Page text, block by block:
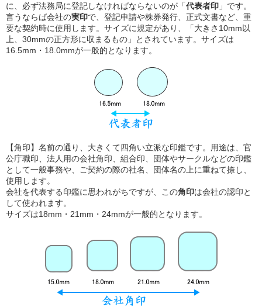
に、必ず法務局に登記しなければならないのが「代表者印 」です。
言うならば会社の実印で、登記申請や株券発行、正式文書など、重
要な契約時に使用します。サイズに規定があり、「大きさ10mm以
上、30mmの正方形に収まるもの」とされています。サイズは
16.5mm・18.0mmが一般的となります。
【角印】名前の通り、大きくて四角い立派な印鑑です。用途は、官
公庁職印、法人用の会社角印、組合印、団体やサークルなどの印鑑
として一般事務や、ご契約の際の社名、団体名の上に重ねて捺し、
使用します。
会社を代表する印鑑に思われがちですが、この角印は会社の認印と
して使われます。
サイズは18mm・21mm・24mmが一般的となります。